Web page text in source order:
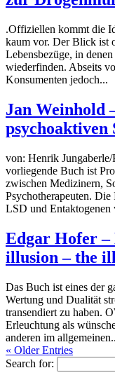
.Offiziellen kommt die
kaum vor. Der Blick ist
Lebensbezüge, in
wiederfinden. Abseits
Konsumenten jedoch...
Jan Weinhold
psychoaktiven
von: Henrik Jungaberle/
vorliegende Buch ist
zwischen Medizinern,
Psychotherapeuten.
LSD und
Edgar Hofer –
illusion – the
Das Buch ist eines der
Wertung und Dualität
transendiert zu haben.
Erleuchtung als
anderen im
« Older Entries
Search for: